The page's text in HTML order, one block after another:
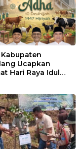
Kabupaten
Ucapkan
Hari Raya Idul